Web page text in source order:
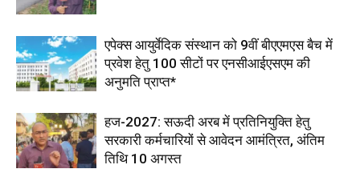
एपेक्स आयुर्वेदिक संस्थान को 9वीं बीएएमएस बैच में
प्रवेश हेतु 100 सीटों पर एनसीआईएसएम की
अनुमति प्राप्त*
हज-2027: सऊदी अरब में प्रतिनियुक्ति हेतु
सरकारी कर्मचारियों से आवेदन आमंत्रित, अंतिम
तिथि 10 अगस्त